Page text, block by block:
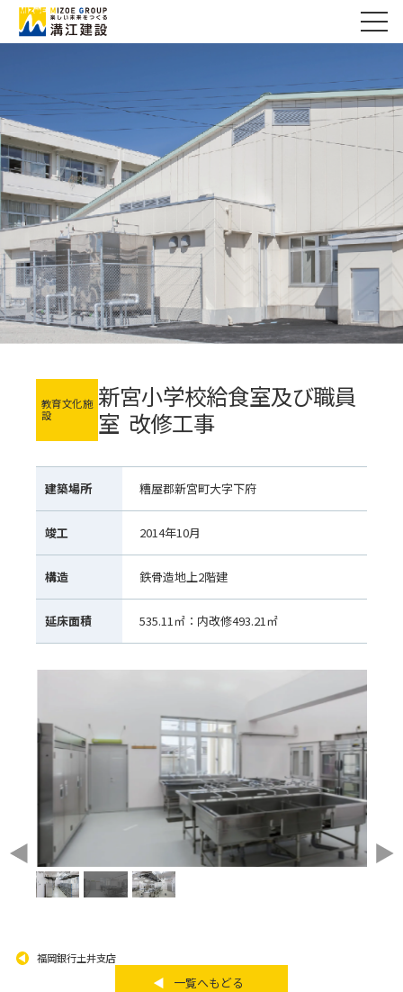
教育文化施
設
新宮小学校給食室及び職員
室 改修工事
建築場所 糟屋郡新宮町大字下府
竣工 2014年10月
構造 鉄骨造地上2階建
延床面積 535.11㎡：内改修493.21㎡
福岡銀行土井支店
一覧へもどる